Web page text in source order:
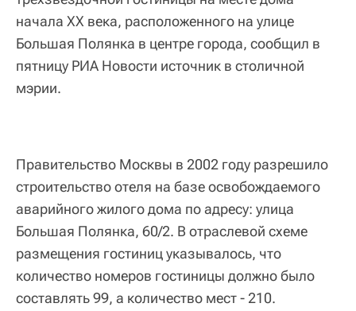
начала XX века, расположенного на улице
Большая Полянка в центре города, сообщил в
пятницу РИА Новости источник в столичной
мэрии.
Правительство Москвы в 2002 году разрешило
строительство отеля на базе освобождаемого
аварийного жилого дома по адресу: улица
Большая Полянка, 60/2. В отраслевой схеме
размещения гостиниц указывалось, что
количество номеров гостиницы должно было
составлять 99, а количество мест - 210.